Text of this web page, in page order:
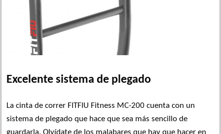
Excelente sistema de plegado
La cinta de correr FITFIU Fitness MC-200 cuenta con un
sistema de plegado que hace que sea más sencillo de